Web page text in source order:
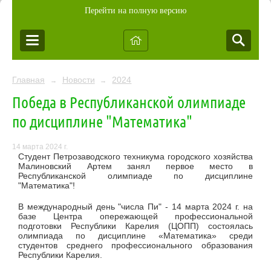
Перейти на полную версию
Главная → Новости → 2024
Победа в Республиканской олимпиаде
по дисциплине "Математика"
14 марта 2024 г.
Студент Петрозаводского техникума городского хозяйства
Малиновский Артем занял первое место в
Республиканской олимпиаде по дисциплине
"Математика"!
В международный день "числа Пи" - 14 марта 2024 г. на
базе Центра опережающей профессиональной
подготовки Республики Карелия (ЦОПП) состоялась
олимпиада по дисциплине «Математика» среди
студентов среднего профессионального образования
Республики Карелия.